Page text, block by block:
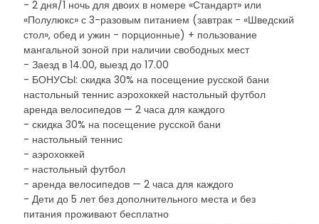
- 2 дня/1 ночь для двоих в номере «Стандарт» или
«Полулюкс» с 3-разовым питанием (завтрак - «Шведский
стол», обед и ужин - порционные) + пользование
мангальной зоной при наличии свободных мест
- Заезд в 14.00, выезд до 17.00
- БОНУСЫ: скидка 30% на посещение русской бани
настольный теннис аэрохоккей настольный футбол
аренда велосипедов — 2 часа для каждого
- скидка 30% на посещение русской бани
- настольный теннис
- аэрохоккей
- настольный футбол
- аренда велосипедов — 2 часа для каждого
- Дети до 5 лет без дополнительного места и без
питания проживают бесплатно